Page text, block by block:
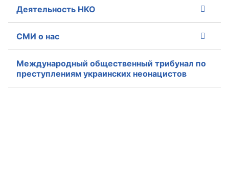
Деятельность НКО
СМИ о нас
Международный общественный трибунал по
преступлениям украинских неонацистов